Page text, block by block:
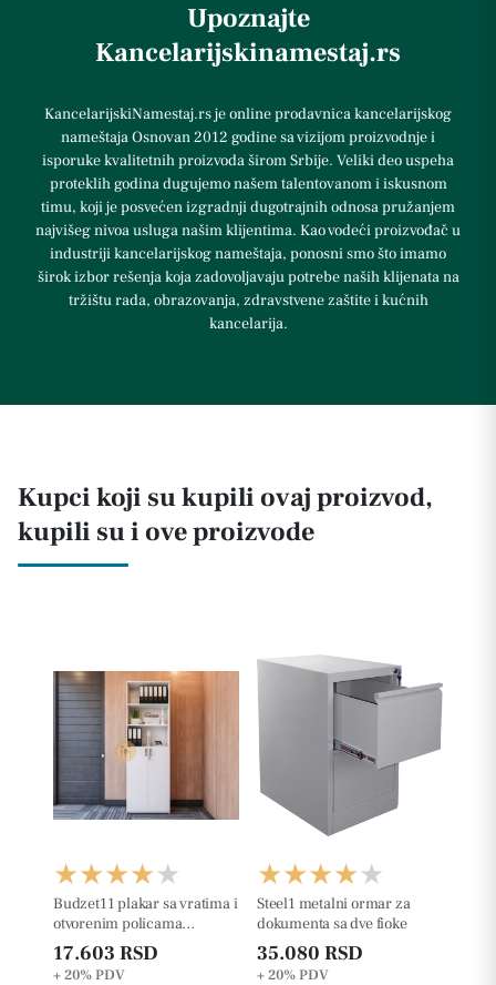
Upoznajte
Kancelarijskinamestaj.rs
KancelarijskiNamestaj.rs je online prodavnica kancelarijskog
nameštaja Osnovan 2012 godine sa vizijom proizvodnje i
isporuke kvalitetnih proizvoda širom Srbije. Veliki deo uspeha
proteklih godina dugujemo našem talentovanom i iskusnom
timu, koji je posvećen izgradnji dugotrajnih odnosa pružanjem
najvišeg nivoa usluga našim klijentima. Kao vodeći proizvođač u
industriji kancelarijskog nameštaja, ponosni smo što imamo
širok izbor rešenja koja zadovoljavaju potrebe naših klijenata na
tržištu rada, obrazovanja, zdravstvene zaštite i kućnih
kancelarija.
Kupci koji su kupili ovaj proizvod,
kupili su i ove proizvode
Budzet11 plakar sa vratima i
otvorenim policama
227.6cm
17.603 RSD
+ 20%PDV
Steel1 metalni ormar za
dokumenta sa dve fioke
35.080 RSD
+ 20%PDV